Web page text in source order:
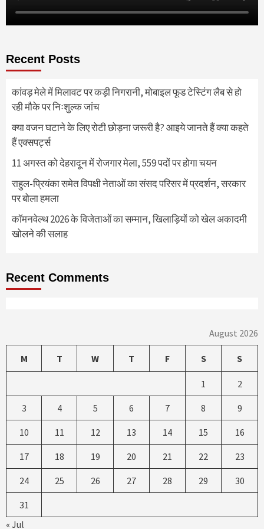
Recent Posts
कांवड़ मेले में मिलावट पर कड़ी निगरानी, मोबाइल फूड टेस्टिंग लैब से हो
रही मौके पर निःशुल्क जांच
क्या वजन घटाने के लिए रोटी छोड़ना जरूरी है? आइये जानते हैं क्या कहते
हैं एक्सपर्ट्स
11 अगस्त को देहरादून में रोजगार मेला, 559 पदों पर होगा चयन
राहुल-प्रियंका समेत विपक्षी नेताओं का संसद परिसर में प्रदर्शन, सरकार
पर बोला हमला
कॉमनवेल्थ 2026 के विजेताओं का सम्मान, खिलाड़ियों को खेल अकादमी
खोलने की सलाह
Recent Comments
August 2026
M T W T F S S
1 2
3 4 5 6 7 8 9
10 11 12 13 14 15 16
17 18 19 20 21 22 23
24 25 26 27 28 29 30
31
« Jul